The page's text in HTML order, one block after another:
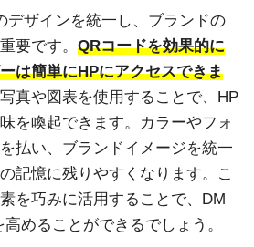
デザインを統一し、ブランドの
要です。 QRコードを効果的に
は簡単にHPにアクセスできま
真や図表を使用することで、HP
を喚起できます。カラーやフォ
払い、ブランドイメージを統一
記憶に残りやすくなります。こ
を巧みに活用することで、DM
めることができるでしょう。